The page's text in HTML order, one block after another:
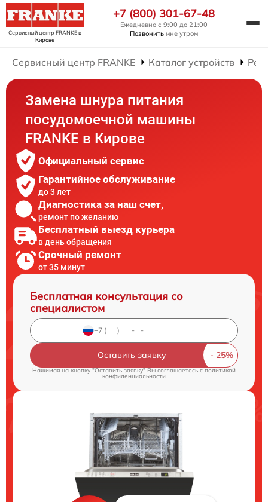
Сервисный центр FRANKEв
Кирове
+7 (800) 301-67-48
Ежедневно с 9:00 до 21:00
Позвонить мне утром
Сервисный центр FRANKE Каталог устройств
Замена шнура питания
посудомоечной машины
FRANKE в Кирове
Официальный сервис
Гарантийное обслуживание
до 3 лет
Диагностика за наш счет,
ремонт по желанию
Бесплатный выезд курьера
в день обращения
Срочный ремонт
от 35 минут
Бесплатная консультация со
специалистом
Оставить заявку
Нажимая на кнопку "Оставить заявку" Вы соглашаетесь cполитикой
конфиденциальности